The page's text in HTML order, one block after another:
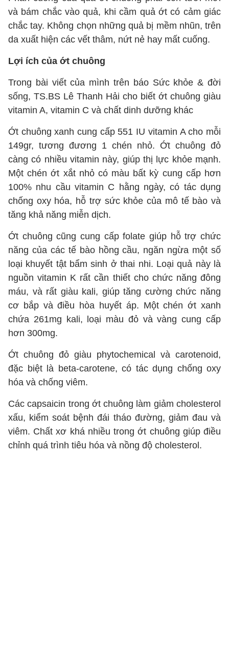
và bám chắc vào quả, khi cầm quả ớt có cảm giác
chắc tay. Không chọn những quả bị mềm nhũn, trên
da xuất hiện các vết thâm, nứt nẻ hay mất cuống.
Lợi ích của ớt chuông
Trong bài viết của mình trên báo Sức khỏe & đời
sống, TS.BS Lê Thanh Hải cho biết ớt chuông giàu
vitamin A, vitamin C và chất dinh dưỡng khác
Ớt chuông xanh cung cấp 551 IU vitamin A cho mỗi
149gr, tương đương 1 chén nhỏ. Ớt chuông đỏ
càng có nhiều vitamin này, giúp thị lực khỏe mạnh.
Một chén ớt xắt nhỏ có màu bất kỳ cung cấp hơn
100% nhu cầu vitamin C hằng ngày, có tác dụng
chống oxy hóa, hỗ trợ sức khỏe của mô tế bào và
tăng khả năng miễn dịch.
Ớt chuông cũng cung cấp folate giúp hỗ trợ chức
năng của các tế bào hồng cầu, ngăn ngừa một số
loại khuyết tật bẩm sinh ở thai nhi. Loại quả này là
nguồn vitamin K rất cần thiết cho chức năng đông
máu, và rất giàu kali, giúp tăng cường chức năng
cơ bắp và điều hòa huyết áp. Một chén ớt xanh
chứa 261mg kali, loại màu đỏ và vàng cung cấp
hơn 300mg.
Ớt chuông đỏ giàu phytochemical và carotenoid,
đặc biệt là beta-carotene, có tác dụng chống oxy
hóa và chống viêm.
Các capsaicin trong ớt chuông làm giảm cholesterol
xấu, kiểm soát bệnh đái tháo đường, giảm đau và
viêm. Chất xơ khá nhiều trong ớt chuông giúp điều
chỉnh quá trình tiêu hóa và nồng độ cholesterol.